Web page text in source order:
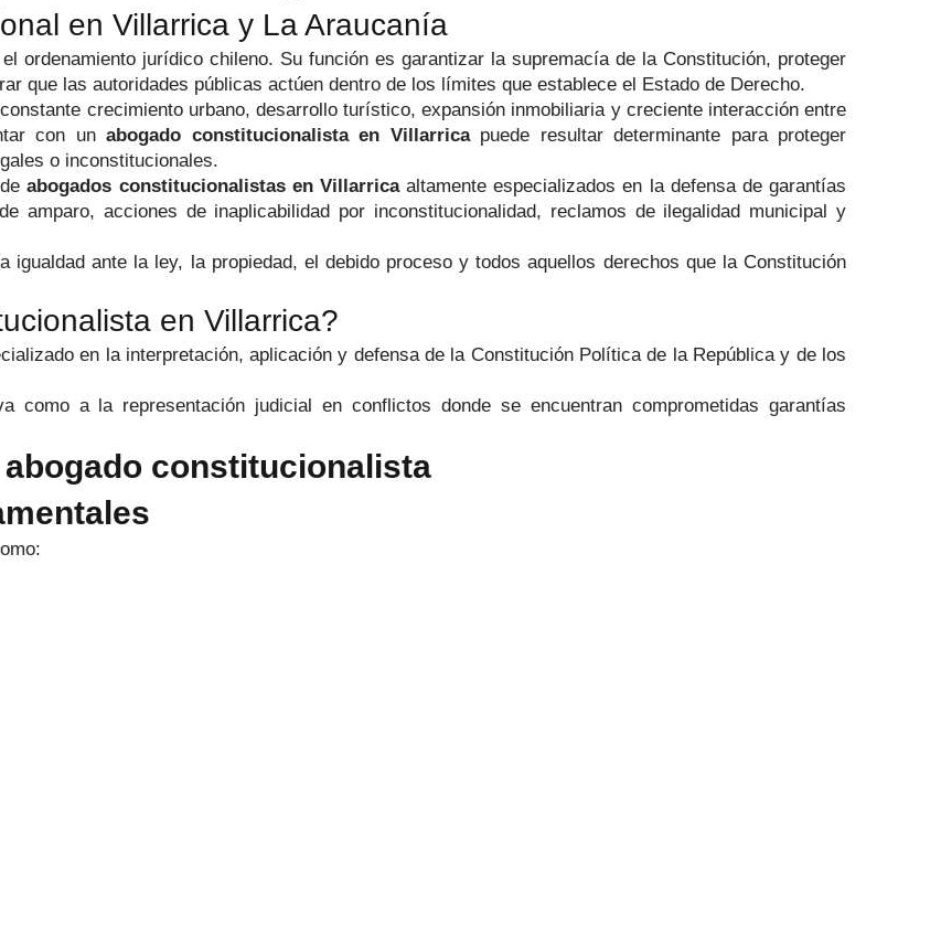
en Villarrica y La Araucanía
ordenamiento jurídico chileno. Su función es garantizar la supremacía de la Constitución, proteger
que las autoridades públicas actúen dentro de los límites que establece el Estado de Derecho.
crecimiento urbano, desarrollo turístico, expansión inmobiliaria y creciente interacción entre
con un abogado constitucionalista en Villarricapuede resultar determinante para proteger
o inconstitucionales.
deabogados constitucionalistas en Villarricaaltamente especializados en la defensa de garantías
amparo, acciones de inaplicabilidad por inconstitucionalidad, reclamos de ilegalidad municipal y
igualdad ante la ley, la propiedad, el debido proceso y todos aquellos derechos que la Constitución
en Villarrica?
en la interpretación, aplicación y defensa de la Constitución Política de la República y de los
como a la representación judicial en conflictos donde se encuentran comprometidas garantías
constitucionalista